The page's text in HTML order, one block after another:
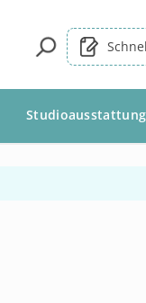
Studioausstattung